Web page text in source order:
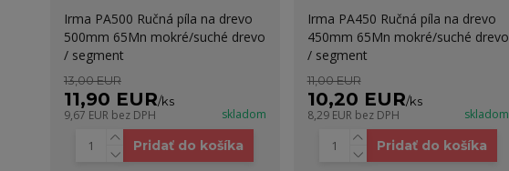
Irma PA500 Ručná píla na drevo
500mm 65Mn mokré/suché drevo
/ segment
13,00 EUR
11,90 EUR/ks
9,67 EUR bez DPH skladom
Pridať do košíka
Irma PA450 Ručná píla na drevo
450mm 65Mn mokré/suché drevo
/ segment
11,00 EUR
10,20 EUR/ks
8,29 EUR bez DPH skladom
Pridať do košíka